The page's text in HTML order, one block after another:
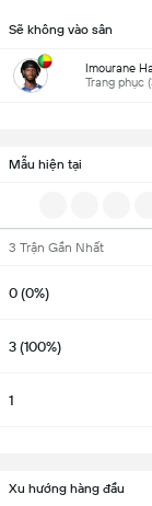
Sẽ không vào sân
Imourane
Trang phục
Mẫu hiện tại
3 Trận Gần Nhất
0 (0%)
3 (100%)
1
Xu hướng hàng đầu